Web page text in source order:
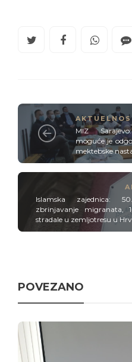
MIZ
moguće je
mektebske
Islamska zajednica:
zbrinjavanje migranata,
stradale u zemljotresu u
POVEZANO